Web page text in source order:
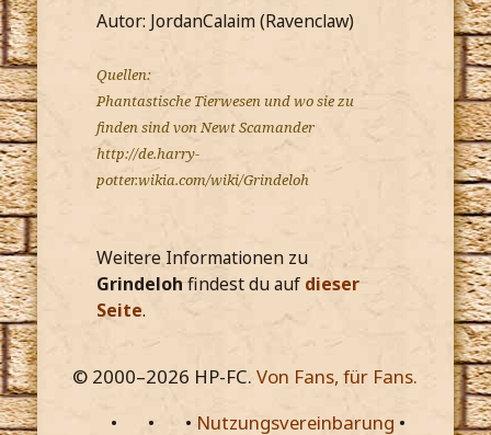
Autor: JordanCalaim (Ravenclaw)
Quellen:
Phantastische Tierwesen und wo sie zu
finden sind von Newt Scamander
http://de.harry-
potter.wikia.com/wiki/Grindeloh
Weitere Informationen zu
Grindeloh findest du auf dieser
Seite.
© 2000–2026 HP-FC.Von Fans, für Fans.
•
• • Nutzungsvereinbarung •